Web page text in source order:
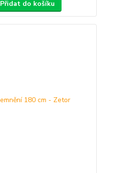
Přidat do košíku